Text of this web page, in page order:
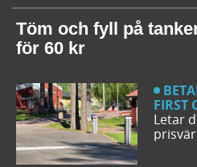
bra
Töm och fyll på
för 60 kr
FIRST
Letar